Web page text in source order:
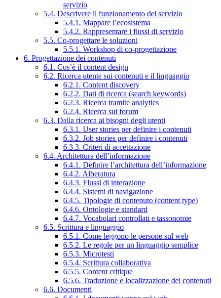
servizio
5.4. Descrivere il funzionamento del servizio
5.4.1. Mappare l’ecosistema
5.4.2. Rappresentare i flussi di servizio
5.5. Co-progettare le soluzioni
5.5.1. Workshop di co-progettazione
6. Progettazione dei contenuti
6.1. Cos’è il content design
6.2. Ricerca utente sui contenuti e il linguaggio
6.2.1. Content discovery
6.2.2. Dati di ricerca (search keywords)
6.2.3. Ricerca tramite analytics
6.2.4. Ricerca sui forum
6.3. Dalla ricerca ai bisogni degli utenti
6.3.1. User stories per definire i contenuti
6.3.2. Job stories per definire i contenuti
6.3.3. Criteri di accettazione
6.4. Architettura dell’informazione
6.4.1. Definire l’architettura dell’informazione
6.4.2. Alberatura
6.4.3. Flussi di interazione
6.4.4. Sistemi di navigazione
6.4.5. Tipologie di contenuto (content type)
6.4.6. Ontologie e standard
6.4.7. Vocabolari controllati e tassonomie
6.5. Scrittura e linguaggio
6.5.1. Come leggono le persone sul web
6.5.2. Le regole per un linguaggio semplice
6.5.3. Microtesti
6.5.4. Scrittura collaborativa
6.5.5. Content critique
6.5.6. Traduzione e localizzazione dei contenuti
6.6. Documenti